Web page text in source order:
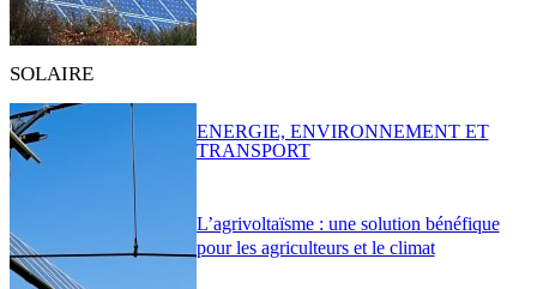
SOLAIRE
L’agrivoltaïsme : une solution bénéfique
pour les agriculteurs et le climat
ENERGIE, ENVIRONNEMENT ET
TRANSPORT